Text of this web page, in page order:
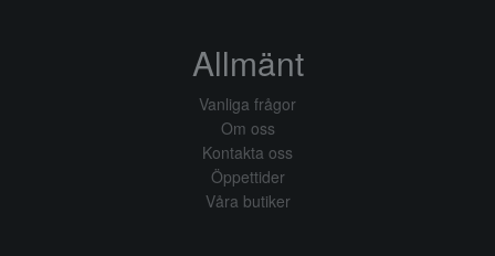
Allmänt
Vanliga frågor
Om oss
Kontakta oss
Öppettider
Våra butiker